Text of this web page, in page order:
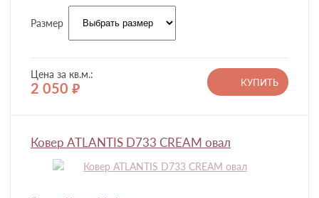
Размер
Цена за кв.м.:
2 050 руб.
КУПИТЬ
Ковер ATLANTIS D733 CREAM овал